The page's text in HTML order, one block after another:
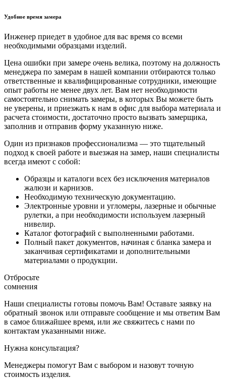
Удобное время замера
Инженер приедет в удобное для вас время со всеми
необходимыми образцами изделий.
Цена ошибки при замере очень велика, поэтому на должность
менеджера по замерам в нашей компании отбираются только
ответственные и квалифицированные сотрудники, имеющие
опыт работы не менее двух лет. Вам нет необходимости
самостоятельно снимать замеры, в которых Вы можете быть
не уверены, и приезжать к нам в офис для выбора материала и
расчета стоимости, достаточно просто вызвать замерщика,
заполнив и отправив форму указанную ниже.
Один из признаков профессионализма — это тщательный
подход к своей работе и выезжая на замер, наши специалисты
всегда имеют с собой:
Образцы и каталоги всех без исключения материалов
жалюзи и карнизов.
Необходимую техническую документацию.
Электронные уровни и угломеры, лазерные и обычные
рулетки, а при необходимости используем лазерный
нивелир.
Каталог фотографий с выполненными работами.
Полный пакет документов, начиная с бланка замера и
заканчивая сертификатами и дополнительными
материалами о продукции.
Отбросьте
сомнения
Наши специалисты готовы помочь Вам! Оставьте заявку на
обратный звонок или отправьте сообщение и мы ответим Вам
в самое ближайшее время, или же свяжитесь с нами по
контактам указанными ниже.
Нужна консультация?
Менеджеры помогут Вам с выбором и назовут точную
стоимость изделия.